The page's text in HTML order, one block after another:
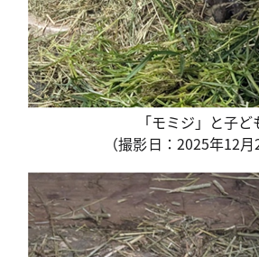
「モミジ」と子ど
（撮影日：2025年12月